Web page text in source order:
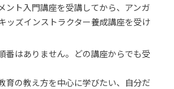
ント入門講座を受講してから、アンガ
ッズインストラクター養成講座を受け
番はありません。どの講座からでも受
育の教え方を中心に学びたい、自分だ